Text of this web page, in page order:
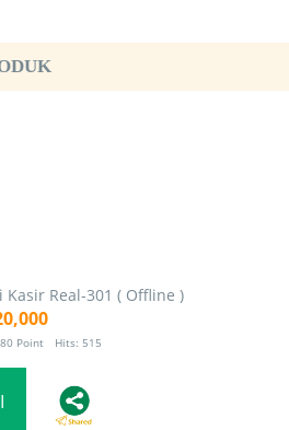
Kasir Real-301 ( Offline )
Point Hits: 515